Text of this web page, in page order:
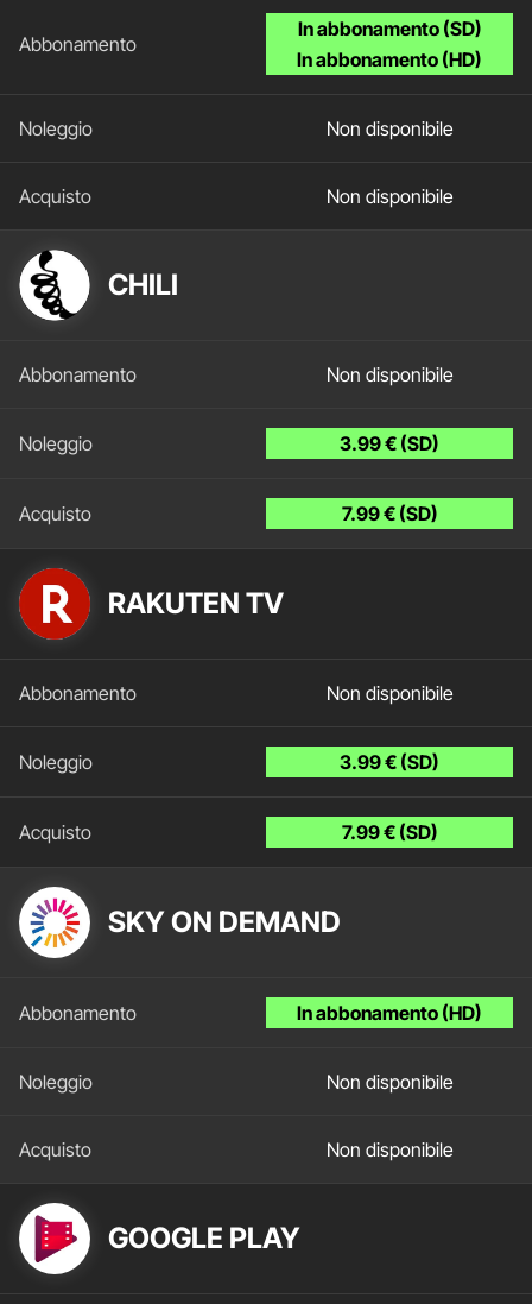
In abbonamento (SD)
In abbonamento (HD)
Non disponibile
Non disponibile
CHILI
Non disponibile
3.99 € (SD)
7.99 € (SD)
RAKUTEN TV
Non disponibile
3.99 € (SD)
7.99 € (SD)
SKY ON DEMAND
In abbonamento (HD)
Non disponibile
Non disponibile
GOOGLE PLAY